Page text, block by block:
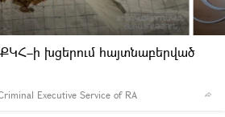
Executive Service of RA
խցերում հայտնաբերված